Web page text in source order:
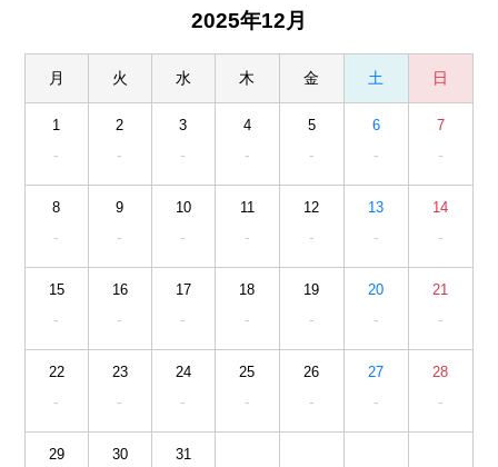
2025年12月
月 火 水 木 金 土 日
1
-
2
-
3
-
4
-
5
-
6
-
7
-
8
-
9
-
10
-
11
-
12
-
13
-
14
-
15
-
16
-
17
-
18
-
19
-
20
-
21
-
22
-
23
-
24
-
25
-
26
-
27
-
28
-
29 30 31